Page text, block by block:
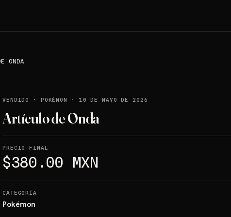
ONDA
VENDIDO · POKÉMON · 10 DE MAYO DE 2026
Artículo de Onda
PRECIO FINAL
$380.00 MXN
CATEGORÍA
Pokémon